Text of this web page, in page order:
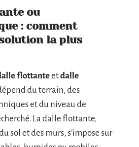
ou
: comment
la plus
flottanteetdalle
du terrain, des
et du niveau de
La dalle flottante,
sol et des murs, s’impose sur